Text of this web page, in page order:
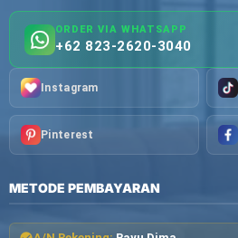
ORDER VIA WHATSAPP
+62 823-2620-3040
Instagram
Pinterest
METODE PEMBAYARAN